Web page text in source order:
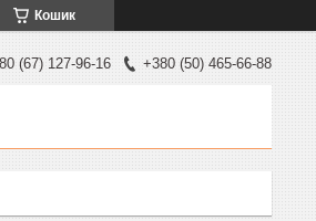
Кошик
(67) 127-96-16 +380 (50) 465-66-88